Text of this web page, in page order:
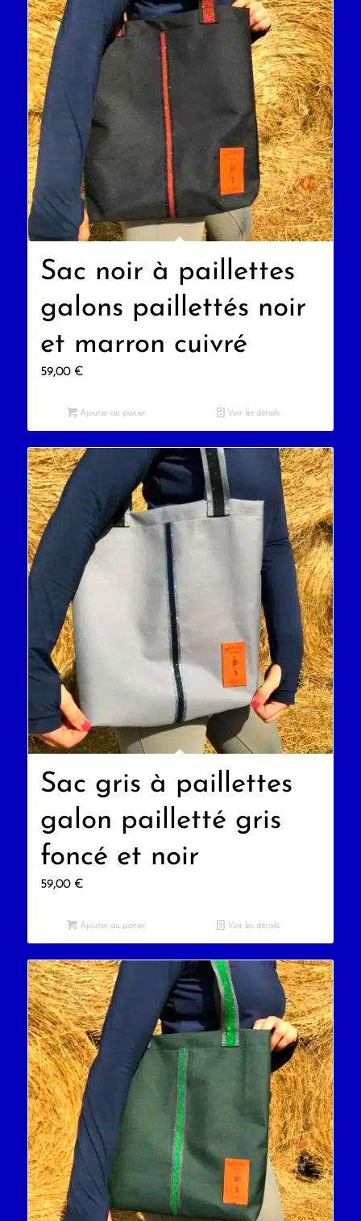
Sac noir à paillettes
galons paillettés noir
et marron cuivré
59,00 €
Ajouter au panier Voir les détails
Sac gris à paillettes
galon pailletté gris
foncé et noir
59,00 €
Ajouter au panier Voir les détails